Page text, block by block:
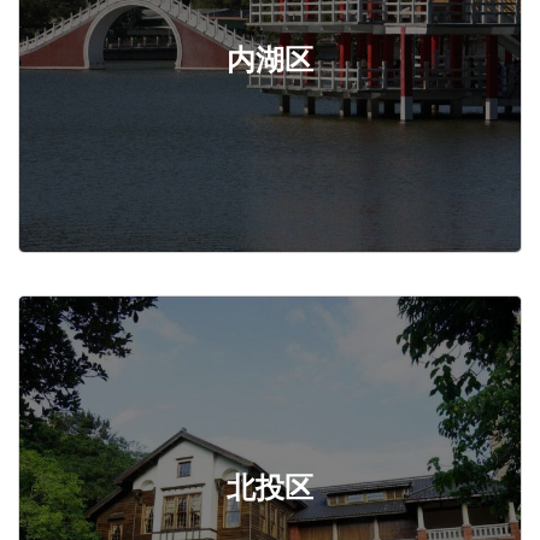
内湖区
北投区